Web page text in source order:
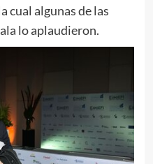
cual algunas de las
lo aplaudieron.